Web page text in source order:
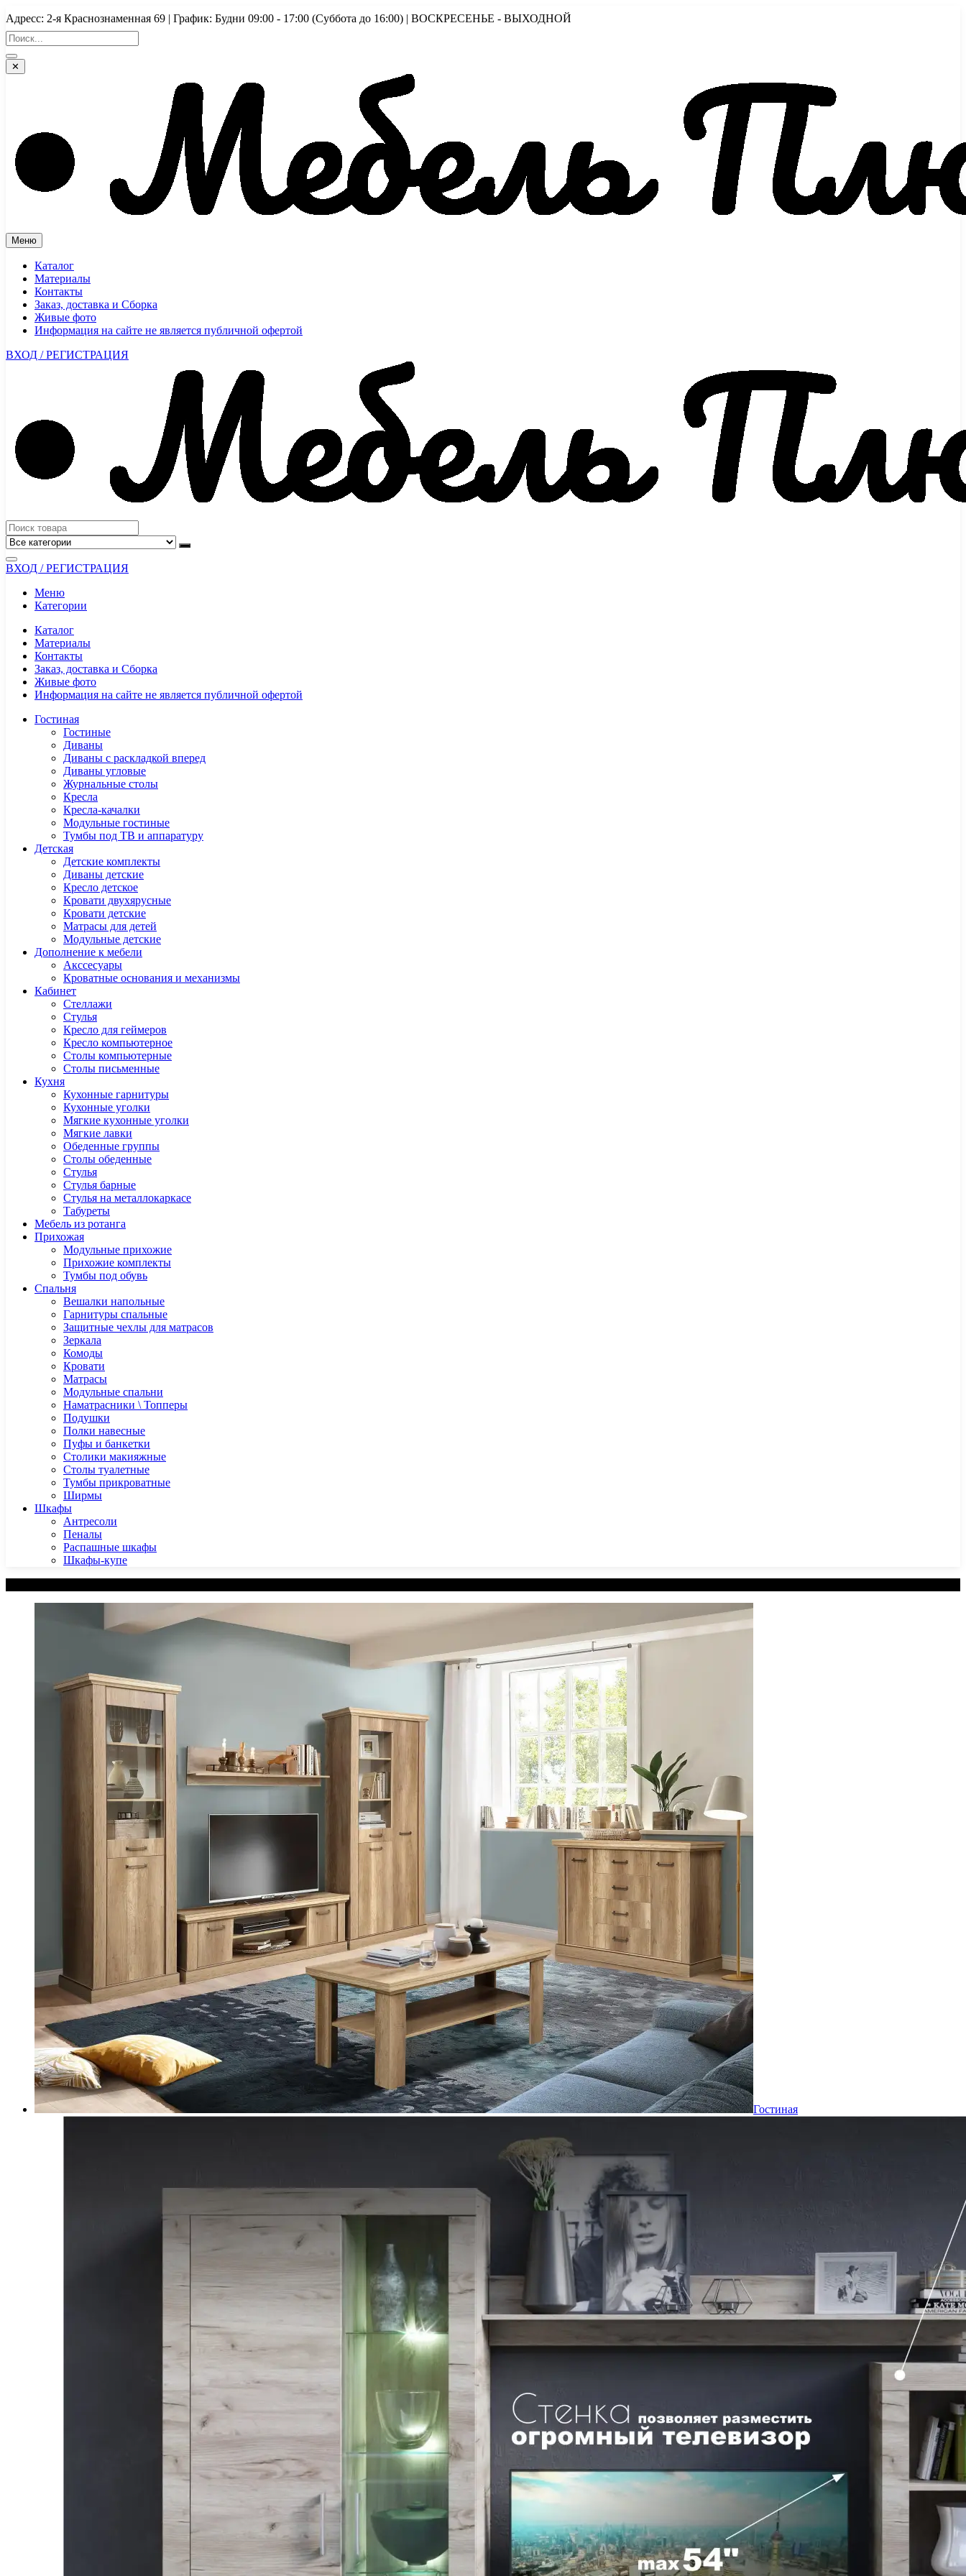
к
содержимому
Адресс: 2-я Краснознаменная 69 | График: Будни 09:00 - 17:00 (Суббота до 16:00) | ВОСКРЕСЕНЬЕ - ВЫХОДНОЙ
✕
Меню
Каталог
Материалы
Контакты
Заказ, доставка и Сборка
Живые фото
Информация на сайте не является публичной офертой
ВХОД / РЕГИСТРАЦИЯ
ВХОД / РЕГИСТРАЦИЯ
Меню
Категории
Каталог
Материалы
Контакты
Заказ, доставка и Сборка
Живые фото
Информация на сайте не является публичной офертой
Гостиная
Гостиные
Диваны
Диваны с раскладкой вперед
Диваны угловые
Журнальные столы
Кресла
Кресла-качалки
Модульные гостиные
Тумбы под ТВ и аппаратуру
Детская
Детские комплекты
Диваны детские
Кресло детское
Кровати двухярусные
Кровати детские
Матрасы для детей
Модульные детские
Дополнение к мебели
Акссесуары
Кроватные основания и механизмы
Кабинет
Cтеллажи
Cтулья
Кресло для геймеров
Кресло компьютерное
Столы компьютерные
Столы письменные
Кухня
Кухонные гарнитуры
Кухонные уголки
Мягкие кухонные уголки
Мягкие лавки
Обеденные группы
Столы обеденные
Стулья
Стулья барные
Стулья на металлокаркасе
Табуреты
Мебель из ротанга
Прихожая
Модульные прихожие
Прихожие комплекты
Тумбы под обувь
Спальня
Вешалки напольные
Гарнитуры спальные
Защитные чехлы для матрасов
Зеркала
Комоды
Кровати
Матрасы
Модульные спальни
Наматрасники \ Топперы
Подушки
Полки навесные
Пуфы и банкетки
Столики макияжные
Столы туалетные
Тумбы прикроватные
Ширмы
Шкафы
Антресоли
Пеналы
Распашные шкафы
Шкафы-купе
Гостиная